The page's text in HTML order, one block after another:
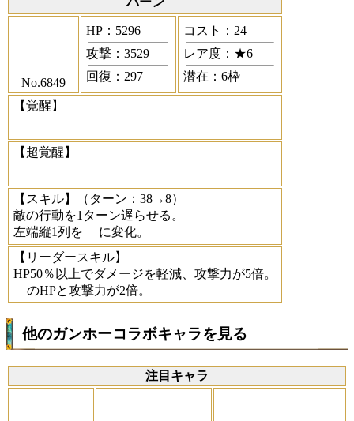
No.6849
HP：5296
攻撃：3529
回復：297
コスト：24
レア度：★6
潜在：6枠
【覚醒】
【超覚醒】
【スキル】
（ターン：38→8）
敵の行動を1ターン遅らせる。
左端縦1列を
に変化。
【リーダースキル】
HP50％以上でダメージを軽減、攻撃力が5倍。
のHPと攻撃力が2倍。
他のガンホーコラボキャラを見る
注目キャラ